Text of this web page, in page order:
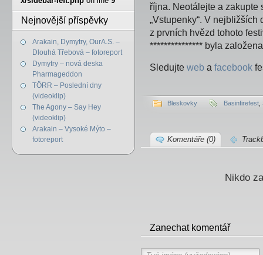
Nejnovější příspěvky
Arakain, Dymytry, OurA.S. –
Dlouhá Třebová – fotoreport
Dymytry – nová deska
Pharmageddon
TÖRR – Poslední dny
(videoklip)
The Agony – Say Hey
(videoklip)
Arakain – Vysoké Mýto –
fotoreport
října. Neotálejte a zakupte
„Vstupenky“. V
z prvních hvězd tohoto
*************** byla
Sledujte web a facebook
Bleskovky Basinfirefest
Komentáře (0)
Nikdo
Zanechat komentář